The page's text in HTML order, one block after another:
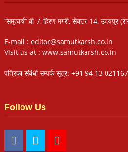
‘‘समुत्कर्ष’’ बी-7, हिरण मगरी, सेक्टर-14, उदयपुर
E-mail : editor@samutkarsh.co.in
Visit us at : www.samutkarsh.co.in
पत्रिका संबंधी सम्पर्क सूत्र: +91 94 13 021167
Follow Us